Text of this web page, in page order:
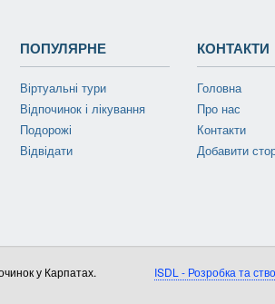
ПОПУЛЯРНЕ
Віртуальні тури
Відпочинок і лікування
Подорожі
Відвідати
КОНТАКТИ
Головна
Про нас
Контакти
Добавити
у Карпатах. ISDL - Розробка та